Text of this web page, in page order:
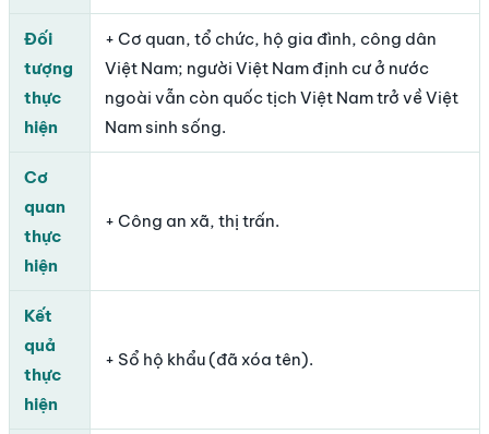
Đối
tượng
thực
hiện
+ Cơ quan, tổ chức, hộ gia đình, công dân
Việt Nam; người Việt Nam định cư ở nước
ngoài vẫn còn quốc tịch Việt Nam trở về Việt
Nam sinh sống.
Cơ
quan
thực
hiện
+ Công an xã, thị trấn.
Kết
quả
thực
hiện
+ Sổ hộ khẩu (đã xóa tên).